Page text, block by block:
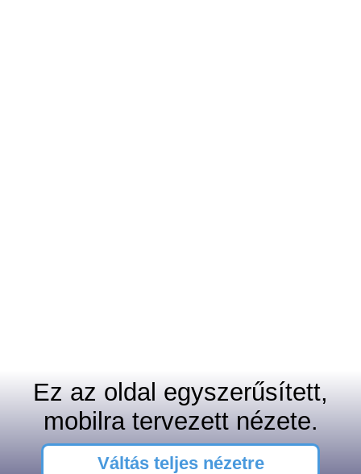
Ez az oldal egyszerűsített,
mobilra tervezett nézete.
Váltás teljes nézetre